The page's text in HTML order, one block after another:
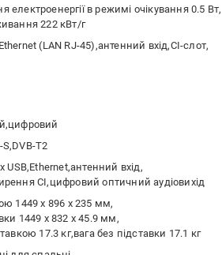
електроенергії в режимі очікування 0.5 Вт
222 кВт/г
Ethernet (LAN RJ-45) антенний вхід CI-слот
цифровий
S DVB-T2
USB Ethernet антенний вхід
CI цифровий оптичний аудіовихід
1449 x 896 x 235 мм
1449 x 832 x 45.9 мм
17.3 кг вага без підставки 17.1 кг